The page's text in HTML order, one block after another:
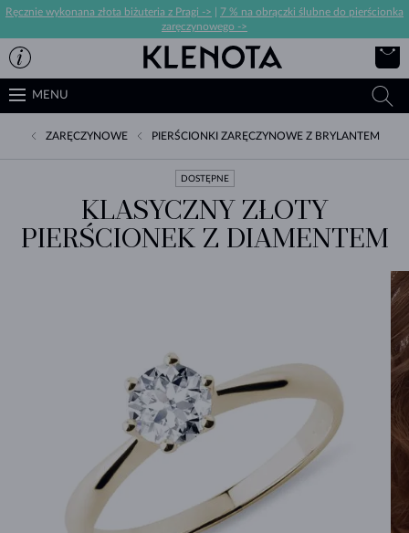
Ręcznie wykonana złota biżuteria z Pragi ->
7 % na obrączki ślubne do pierścionka
zaręczynowego ->
MENU
ZARĘCZYNOWE PIERŚCIONKI ZARĘCZYNOWE Z BRYLANTEM
DOSTĘPNE
KLASYCZNY ZŁOTY
PIERŚCIONEK Z DIAMENTEM